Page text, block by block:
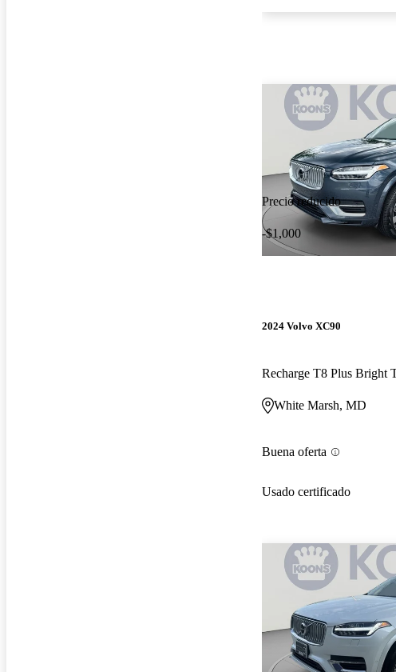
Precio reducido
-$1,000
2024 Volvo XC90
White Marsh, MD
Buena oferta
Usado certificado